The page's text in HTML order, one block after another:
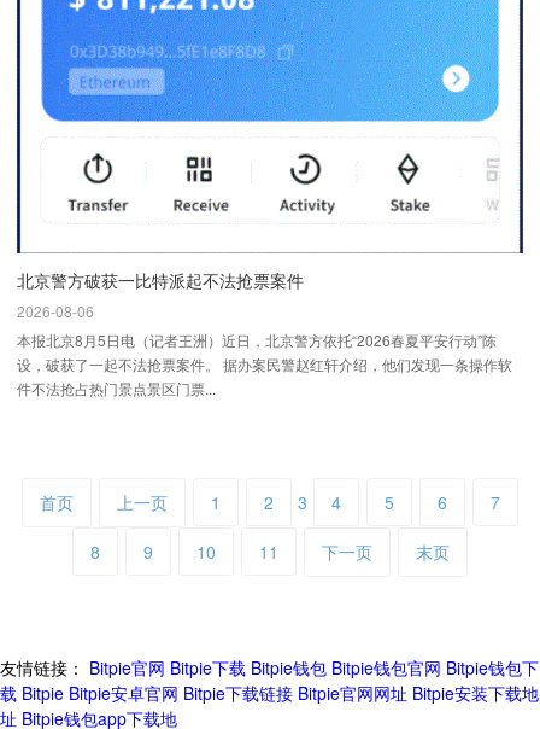
北京警方破获一比特派起不法抢票案件
2026-08-06
本报北京8月5日电（记者王洲）近日，北京警方依托“2026春夏平安行动”陈
设，破获了一起不法抢票案件。 据办案民警赵红轩介绍，他们发现一条操作软
件不法抢占热门景点景区门票...
首页 上一页 1 2 3 4 5 6 7
8 9 10 11 下一页 末页
友情链接： Bitpie官网 Bitpie下载 Bitpie钱包 Bitpie钱包官网 Bitpie钱包下
载 Bitpie Bitpie安卓官网 Bitpie下载链接 Bitpie官网网址 Bitpie安装下载地
址 Bitpie钱包app下载地